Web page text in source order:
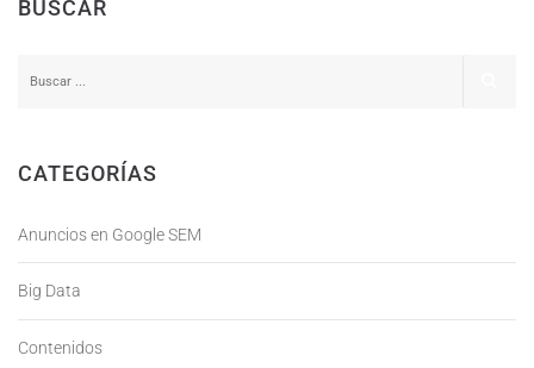
BUSCAR
CATEGORÍAS
Anuncios en Google SEM
Big Data
Contenidos